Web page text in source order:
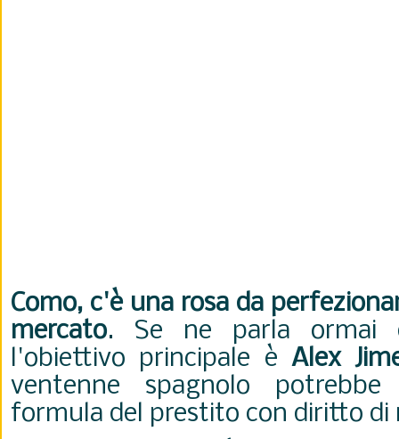
Como, c'è una rosa da
mercato. Se ne parla ormai
l'obiettivo principale è Alex
ventenne spagnolo
formula del prestito con diritto